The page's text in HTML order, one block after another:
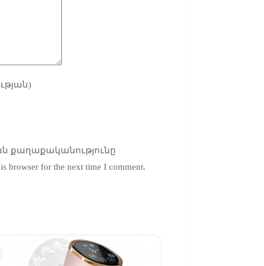
քաղաքականությունը
browser for the next time I comment.